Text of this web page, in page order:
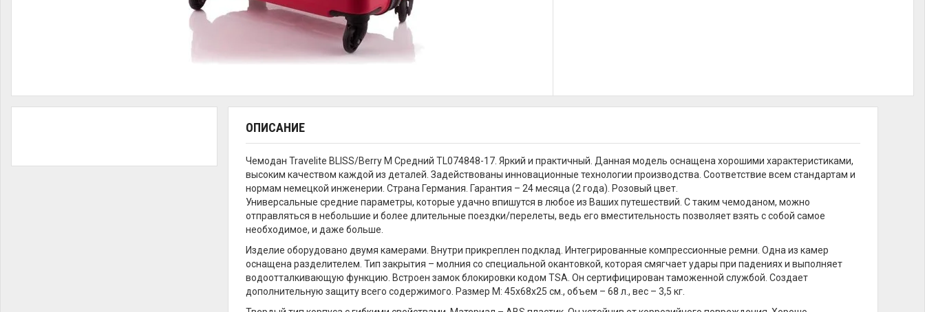
ОПИСАНИЕ
Чемодан Travelite BLISS/Berry M Средний TL074848-17. Яркий и практичный. Данная модель оснащена хорошими характеристиками,
высоким качеством каждой из деталей. Задействованы инновационные технологии производства. Соответствие всем стандартам и
нормам немецкой инженерии. Страна Германия. Гарантия – 24 месяца (2 года). Розовый цвет.
Универсальные средние параметры, которые удачно впишутся в любое из Ваших путешествий. С таким чемоданом, можно
отправляться в небольшие и более длительные поездки/перелеты, ведь его вместительность позволяет взять с собой самое
необходимое, и даже больше.
Изделие оборудовано двумя камерами. Внутри прикреплен подклад. Интегрированные компрессионные ремни. Одна из камер
оснащена разделителем. Тип закрытия – молния со специальной окантовкой, которая смягчает удары при падениях и выполняет
водоотталкивающую функцию. Встроен замок блокировки кодом TSA. Он сертифицирован таможенной службой. Создает
дополнительную защиту всего содержимого. Размер M: 45x68x25 см., объем – 68 л., вес – 3,5 кг.